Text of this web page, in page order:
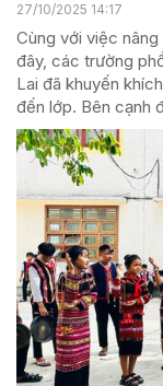
27/10/2025 14:17
Cùng với việc
đây, các trường
Lai đã khuyến
đến lớp. Bên cạnh